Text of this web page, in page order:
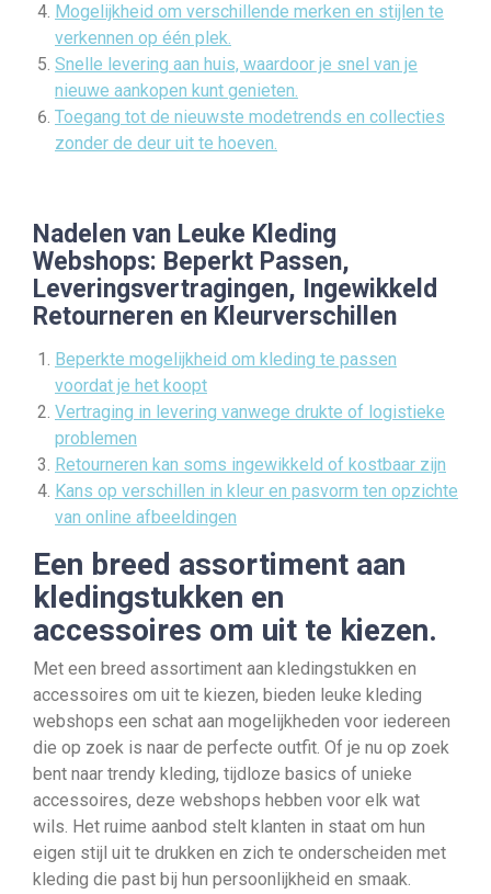
Mogelijkheid om verschillende merken en stijlen te
verkennen op één plek.
Snelle levering aan huis, waardoor je snel van je
nieuwe aankopen kunt genieten.
Toegang tot de nieuwste modetrends en collecties
zonder de deur uit te hoeven.
Nadelen van Leuke Kleding
Webshops: Beperkt Passen,
Leveringsvertragingen, Ingewikkeld
Retourneren en Kleurverschillen
Beperkte mogelijkheid om kleding te passen
voordat je het koopt
Vertraging in levering vanwege drukte of logistieke
problemen
Retourneren kan soms ingewikkeld of kostbaar zijn
Kans op verschillen in kleur en pasvorm ten opzichte
van online afbeeldingen
Een breed assortiment aan
kledingstukken en
accessoires om uit te kiezen.
Met een breed assortiment aan kledingstukken en
accessoires om uit te kiezen, bieden leuke kleding
webshops een schat aan mogelijkheden voor iedereen
die op zoek is naar de perfecte outfit. Of je nu op zoek
bent naar trendy kleding, tijdloze basics of unieke
accessoires, deze webshops hebben voor elk wat
wils. Het ruime aanbod stelt klanten in staat om hun
eigen stijl uit te drukken en zich te onderscheiden met
kleding die past bij hun persoonlijkheid en smaak.